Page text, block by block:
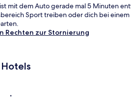
mit dem Auto gerade mal 5 Minuten
Sport treiben oder dich bei
Rechten zur Stornierung